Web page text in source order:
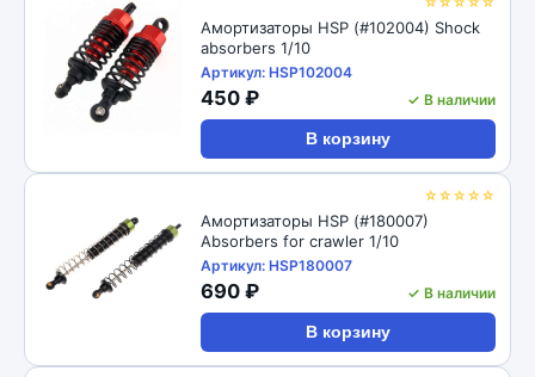
Амортизаторы HSP (#102004) Shock
absorbers 1/10
Артикул: HSP102004
450 ₽ ✓ В наличии
В корзину
☆☆☆☆☆
Амортизаторы HSP (#180007)
Absorbers for crawler 1/10
Артикул: HSP180007
690 ₽ ✓ В наличии
В корзину